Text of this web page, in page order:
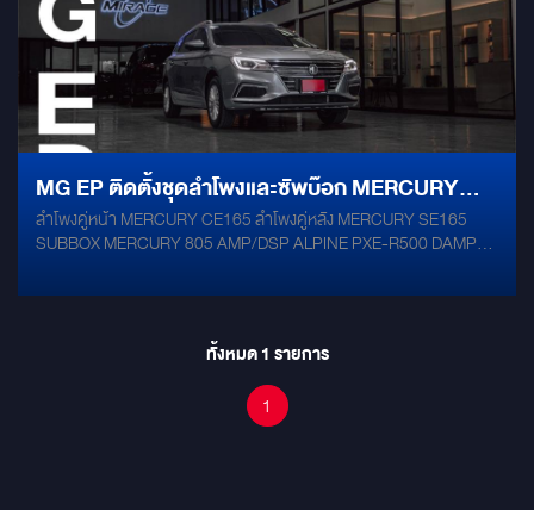
MG EP ติดตั้งชุดลำโพงและซัพบ๊อก MERCURY
พร้อม AMP/DSP ALPINE
ลำโพงคู่หน้า MERCURY CE165 ลำโพงคู่หลัง MERCURY SE165
SUBBOX MERCURY 805 AMP/DSP ALPINE PXE-R500 DAMP
ทั้งหมด1 รายการ
1